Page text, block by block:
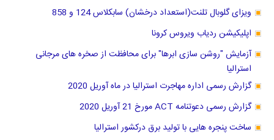
ویزای گلوبال تلنت(استعداد درخشان) سابکلاس 124 و 858
اپلیکیشن ردیاب ویروس کرونا
آزمایش "روشن سازی ابرها" برای محافظت از صخره های مرجانی
استرالیا
گزارش رسمی اداره مهاجرت استرالیا در ماه آوریل 2020
گزارش رسمی دعوتنامه ACT مورخ 21 آوریل 2020
ساخت پنجره هایی با تولید برق درکشور استرالیا